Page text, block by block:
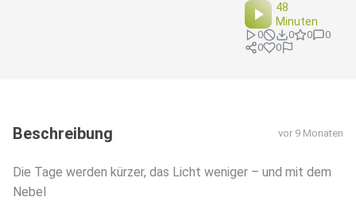
48
Minuten
0 0 0
0
0
0
Beschreibung vor 9 Monaten
Die Tage werden kürzer, das Licht weniger – und mit dem
Nebel